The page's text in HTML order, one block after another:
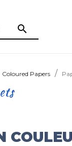
search
Coloured Papers